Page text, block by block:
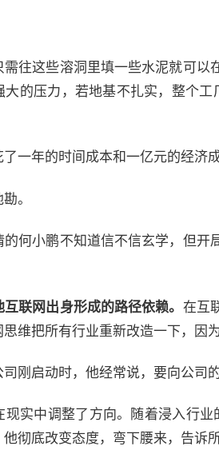
往这些溶洞里填一些水泥就可
大的压力，若地基不扎实，整个
一年的时间成本和一亿元的经济
。
何小鹏不知道信不信玄学，但
联网出身形成的路径依赖。 在互
维把所有行业重新改造一下，因
刚启动时，他经常说，要向公司
实中调整了方向。随着浸入行
彻底改变态度，弯下腰来，告诉